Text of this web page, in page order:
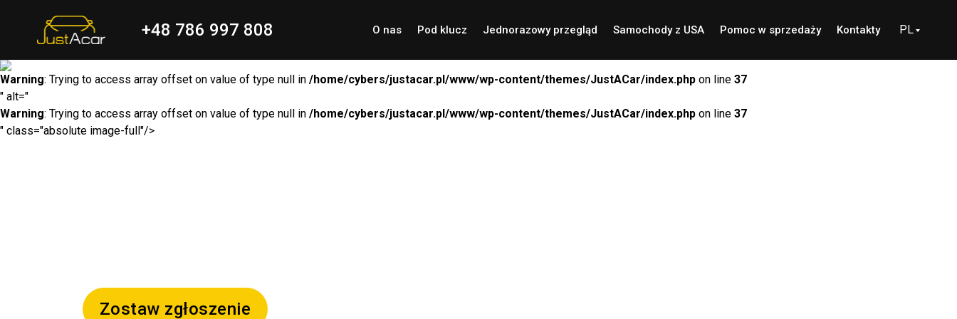
O nas Pod klucz Jednorazowy przegląd Samochody z USA Pomoc w sprzedaży Kontakty
+48 786 997 808 PL
Warning: Trying to access array offset on value of type null in /home/cybers/justacar.pl/www/wp-content/themes/JustACar/index.php on line 37
" alt="
Warning: Trying to access array offset on value of type null in /home/cybers/justacar.pl/www/wp-content/themes/JustACar/index.php on line 37
" class="absolute image-full"/>
Zostaw zgłoszenie